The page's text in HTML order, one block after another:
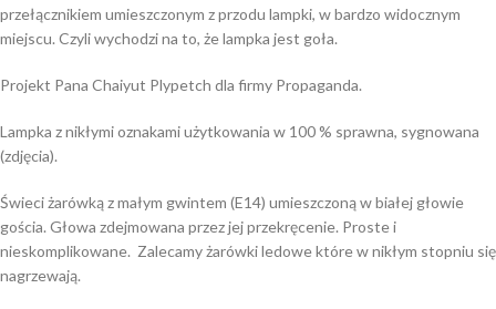
przełącznikiem umieszczonym z przodu lampki, w bardzo widocznym
miejscu. Czyli wychodzi na to, że lampka jest goła.
Projekt Pana Chaiyut Plypetch dla firmy Propaganda.
Lampka z nikłymi oznakami użytkowania w 100 % sprawna, sygnowana
(zdjęcia).
Świeci żarówką z małym gwintem (E14) umieszczoną w białej głowie
gościa. Głowa zdejmowana przez jej przekręcenie. Proste i
nieskomplikowane. Zalecamy żarówki ledowe które w nikłym stopniu się
nagrzewają.